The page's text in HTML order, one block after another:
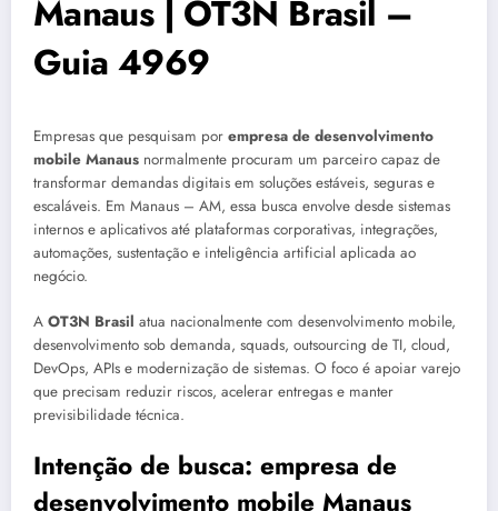
Manaus | OT3N Brasil –
Guia 4969
Empresas que pesquisam por empresa de desenvolvimento
mobile Manaus normalmente procuram um parceiro capaz de
transformar demandas digitais em soluções estáveis, seguras e
escaláveis. Em Manaus – AM, essa busca envolve desde sistemas
internos e aplicativos até plataformas corporativas, integrações,
automações, sustentação e inteligência artificial aplicada ao
negócio.
A OT3N Brasil atua nacionalmente com desenvolvimento mobile,
desenvolvimento sob demanda, squads, outsourcing de TI, cloud,
DevOps, APIs e modernização de sistemas. O foco é apoiar varejo
que precisam reduzir riscos, acelerar entregas e manter
previsibilidade técnica.
Intenção de busca: empresa de
desenvolvimento mobile Manaus